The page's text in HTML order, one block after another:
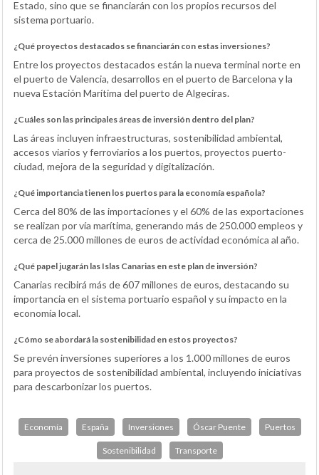
Estado, sino que se financiarán con los propios recursos del
sistema portuario.
¿Qué proyectos destacados se financiarán con estas inversiones?
Entre los proyectos destacados están la nueva terminal norte en
el puerto de Valencia, desarrollos en el puerto de Barcelona y la
nueva Estación Marítima del puerto de Algeciras.
¿Cuáles son las principales áreas de inversión dentro del plan?
Las áreas incluyen infraestructuras, sostenibilidad ambiental,
accesos viarios y ferroviarios a los puertos, proyectos puerto-
ciudad, mejora de la seguridad y digitalización.
¿Qué importancia tienen los puertos para la economía española?
Cerca del 80% de las importaciones y el 60% de las exportaciones
se realizan por vía marítima, generando más de 250.000 empleos y
cerca de 25.000 millones de euros de actividad económica al año.
¿Qué papel jugarán las Islas Canarias en este plan de inversión?
Canarias recibirá más de 607 millones de euros, destacando su
importancia en el sistema portuario español y su impacto en la
economía local.
¿Cómo se abordará la sostenibilidad en estos proyectos?
Se prevén inversiones superiores a los 1.000 millones de euros
para proyectos de sostenibilidad ambiental, incluyendo iniciativas
para descarbonizar los puertos.
Economía España Inversiones Óscar Puente Puertos
Sostenibilidad Transporte